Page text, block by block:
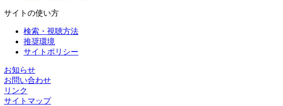
サイトの使い方
検索・視聴方法
推奨環境
サイトポリシー
お知らせ
お問い合わせ
リンク
サイトマップ